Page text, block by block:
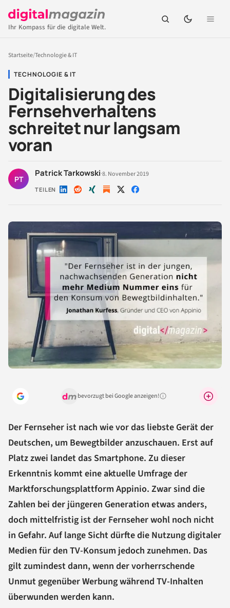
Ihr Kompass für die digitale Welt.
Startseite/Technologie & IT
TECHNOLOGIE & IT
Digitalisierung des
Fernsehverhaltens
schreitet nur langsam
voran
PT
Patrick Tarkowski·8. November 2019
TEILEN Auf Auf Auf Auf Auf
bevorzugt bei Google anzeigen!Warum lohnt sich das?
Der Fernseher ist nach wie vor das liebste Gerät der
Deutschen, um Bewegtbilder anzuschauen. Erst auf
Platz zwei landet das Smartphone. Zu dieser
Erkenntnis kommt eine aktuelle Umfrage der
Marktforschungsplattform Appinio. Zwar sind die
Zahlen bei der jüngeren Generation etwas anders,
doch mittelfristig ist der Fernseher wohl noch nicht
in Gefahr. Auf lange Sicht dürfte die Nutzung digitaler
Medien für den TV-Konsum jedoch zunehmen. Das
gilt zumindest dann, wenn der vorherrschende
Unmut gegenüber Werbung während TV-Inhalten
überwunden werden kann.